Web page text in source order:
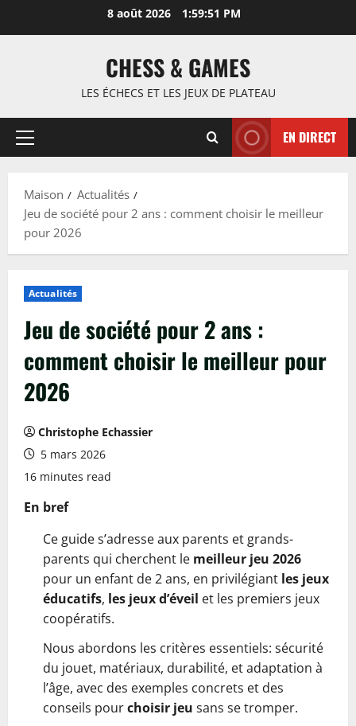
8 août 2026 1:59:52 PM
CHESS & GAMES
LES ÉCHECS ET LES JEUX DE PLATEAU
Menu
EN DIRECT
Maison
Actualités
Jeu de société pour 2 ans : comment choisir le meilleur
pour 2026
Actualités
Jeu de société pour 2 ans :
comment choisir le meilleur pour
2026
Christophe Echassier
5 mars 2026
16 minutes read
En bref
Ce guide s’adresse aux parents et grands-
parents qui cherchent le meilleur jeu 2026
pour un enfant de 2 ans, en privilégiant les jeux
éducatifs, les jeux d’éveil et les premiers jeux
coopératifs.
Nous abordons les critères essentiels: sécurité
du jouet, matériaux, durabilité, et adaptation à
l’âge, avec des exemples concrets et des
conseils pourchoisir jeu sans se tromper.